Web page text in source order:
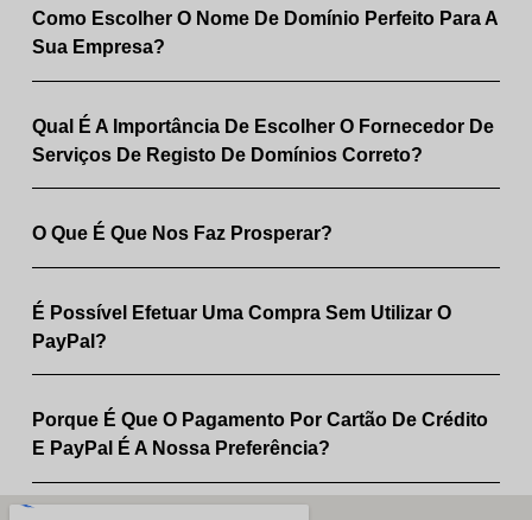
Como Escolher O Nome De Domínio Perfeito Para A
Sua Empresa?
Qual É A Importância De Escolher O Fornecedor De
Serviços De Registo De Domínios Correto?
O Que É Que Nos Faz Prosperar?
É Possível Efetuar Uma Compra Sem Utilizar O
PayPal?
Porque É Que O Pagamento Por Cartão De Crédito
E PayPal É A Nossa Preferência?